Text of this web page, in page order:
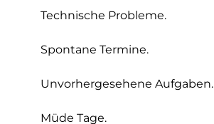
Technische Probleme.
Spontane Termine.
Unvorhergesehene Aufgaben.
Müde Tage.